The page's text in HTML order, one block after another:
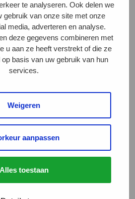
te analyseren. Ook delen we
gebruik van onze site met onze
media, adverteren en analyse.
deze gegevens combineren met
u aan ze heeft verstrekt of die ze
basis van uw gebruik van hun
services.
Weigeren
aanpassen
Alles toestaan
“Vooral nu de sector
en het dierenwelzijn wil
vindt dat de
in de weg staat met het
ook al is de Kip van Morgen
genoeg. De kip krijgt dan
Beter Leven keurmerk van de
het rapport van de Autoriteit
opde website van de